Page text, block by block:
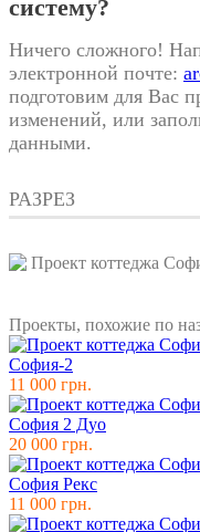
систему?
Ничего сложного!
электронной почте:
подготовим для Вас
изменений, или
данными.
РАЗРЕЗ
Проекты, похожие по
София-2
11 000 грн.
София 2 Дуо
20 000 грн.
София Рекс
11 000 грн.